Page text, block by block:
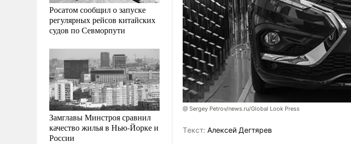
Росатом сообщил о запуске
регулярных рейсов китайских
судов по Севморпути
Замглавы Минстроя сравнил
качество жилья в Нью-Йорке и
России
@ Sergey Petrov/news.ru/Global Look Press
Tекст: Алексей Дегтярев